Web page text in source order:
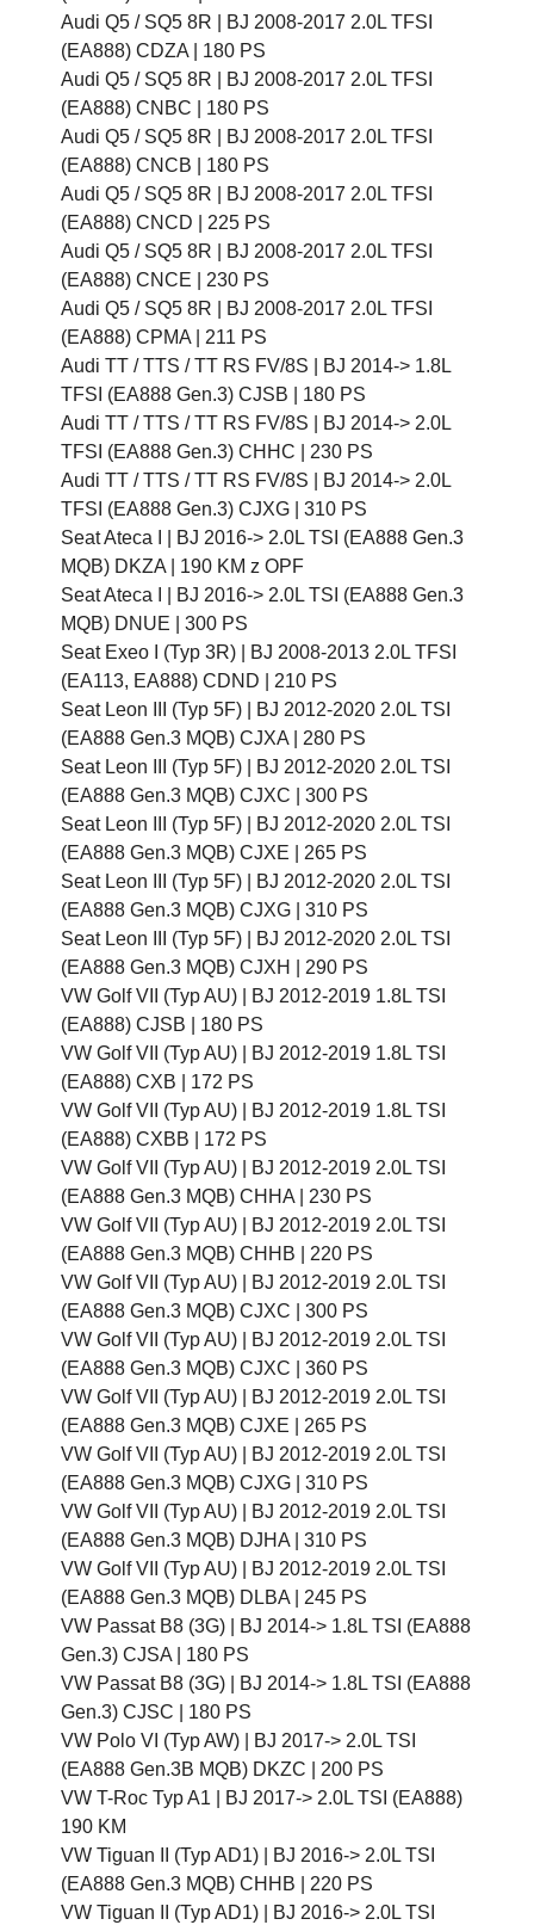
Audi Q5 / SQ5 8R |
BJ 2008-2017 2.0L TFSI
(EA888) CDZA | 180 PS
Audi Q5 / SQ5 8R |
BJ 2008-2017 2.0L TFSI
(EA888) CNBC | 180 PS
Audi Q5 / SQ5 8R |
BJ 2008-2017 2.0L TFSI
(EA888) CNCB | 180 PS
Audi Q5 / SQ5 8R |
BJ 2008-2017 2.0L TFSI
(EA888) CNCD | 225 PS
Audi Q5 / SQ5 8R |
BJ 2008-2017 2.0L TFSI
(EA888) CNCE | 230 PS
Audi Q5 / SQ5 8R |
BJ 2008-2017 2.0L TFSI
(EA888) CPMA | 211 PS
Audi TT / TTS / TT RS FV/8S |
BJ 2014-> 1.8L
TFSI (EA888 Gen.3) CJSB | 180 PS
Audi TT / TTS / TT RS FV/8S |
BJ 2014-> 2.0L
TFSI (EA888 Gen.3) CHHC | 230 PS
Audi TT / TTS / TT RS FV/8S |
BJ 2014-> 2.0L
TFSI (EA888 Gen.3) CJXG | 310 PS
Seat Ateca I |
BJ 2016-> 2.0L TSI (EA888 Gen.3
MQB) DKZA | 190 KM z OPF
Seat Ateca I |
BJ 2016-> 2.0L TSI (EA888 Gen.3
MQB) DNUE | 300 PS
Seat Exeo I (Typ 3R) |
BJ 2008-2013 2.0L TFSI
(EA113, EA888) CDND | 210 PS
Seat Leon III (Typ 5F) |
BJ 2012-2020 2.0L TSI
(EA888 Gen.3 MQB) CJXA | 280 PS
Seat Leon III (Typ 5F) |
BJ 2012-2020 2.0L TSI
(EA888 Gen.3 MQB) CJXC | 300 PS
Seat Leon III (Typ 5F) |
BJ 2012-2020 2.0L TSI
(EA888 Gen.3 MQB) CJXE | 265 PS
Seat Leon III (Typ 5F) |
BJ 2012-2020 2.0L TSI
(EA888 Gen.3 MQB) CJXG | 310 PS
Seat Leon III (Typ 5F) |
BJ 2012-2020 2.0L TSI
(EA888 Gen.3 MQB) CJXH | 290 PS
VW Golf VII (Typ AU) |
BJ 2012-2019 1.8L TSI
(EA888) CJSB | 180 PS
VW Golf VII (Typ AU) |
BJ 2012-2019 1.8L TSI
(EA888) CXB | 172 PS
VW Golf VII (Typ AU) |
BJ 2012-2019 1.8L TSI
(EA888) CXBB | 172 PS
VW Golf VII (Typ AU) |
BJ 2012-2019 2.0L TSI
(EA888 Gen.3 MQB) CHHA | 230 PS
VW Golf VII (Typ AU) |
BJ 2012-2019 2.0L TSI
(EA888 Gen.3 MQB) CHHB | 220 PS
VW Golf VII (Typ AU) |
BJ 2012-2019 2.0L TSI
(EA888 Gen.3 MQB) CJXC | 300 PS
VW Golf VII (Typ AU) |
BJ 2012-2019 2.0L TSI
(EA888 Gen.3 MQB) CJXC | 360 PS
VW Golf VII (Typ AU) |
BJ 2012-2019 2.0L TSI
(EA888 Gen.3 MQB) CJXE | 265 PS
VW Golf VII (Typ AU) |
BJ 2012-2019 2.0L TSI
(EA888 Gen.3 MQB) CJXG | 310 PS
VW Golf VII (Typ AU) |
BJ 2012-2019 2.0L TSI
(EA888 Gen.3 MQB) DJHA | 310 PS
VW Golf VII (Typ AU) |
BJ 2012-2019 2.0L TSI
(EA888 Gen.3 MQB) DLBA | 245 PS
VW Passat B8 (3G) |
BJ 2014-> 1.8L TSI (EA888
Gen.3) CJSA | 180 PS
VW Passat B8 (3G) |
BJ 2014-> 1.8L TSI (EA888
Gen.3) CJSC | 180 PS
VW Polo VI (Typ AW) |
BJ 2017-> 2.0L TSI
(EA888 Gen.3B MQB) DKZC | 200 PS
VW T-Roc Typ A1 |
BJ 2017-> 2.0L TSI (EA888)
190 KM
VW Tiguan II (Typ AD1) |
BJ 2016-> 2.0L TSI
(EA888 Gen.3 MQB) CHHB | 220 PS
VW Tiguan II (Typ AD1) |
BJ 2016-> 2.0L TSI